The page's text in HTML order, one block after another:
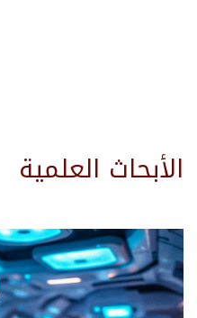
الأبحاث العلمية